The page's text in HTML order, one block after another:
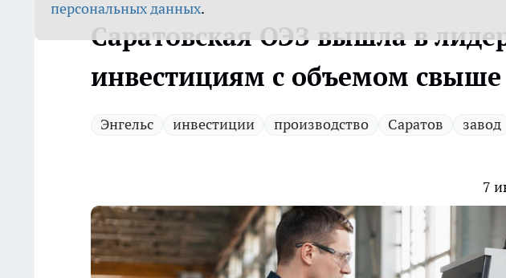
персональных данных.
Саратовская ОЭЗ вышла в
инвестициям с объемом
Энгельс инвестиции производство Саратов завод
7